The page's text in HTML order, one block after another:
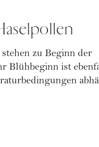
zu Beginn der
Blühbeginn ist